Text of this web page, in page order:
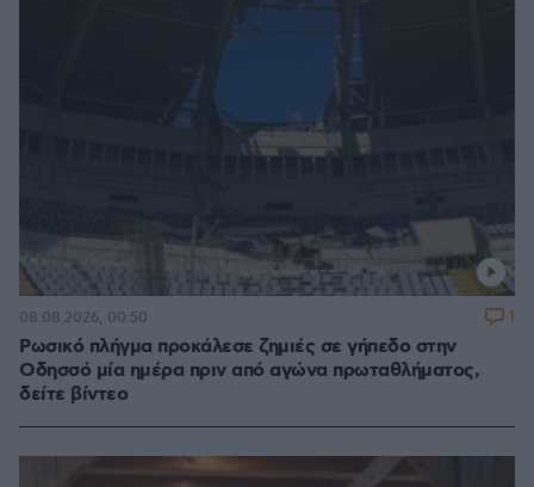
Ρωσικό πλήγμα προκάλεσε ζημιές σε γήπεδο στην
Οδησσό μία ημέρα πριν από αγώνα πρωταθλήματος,
δείτε βίντεο
08.08.2026, 00:50 1